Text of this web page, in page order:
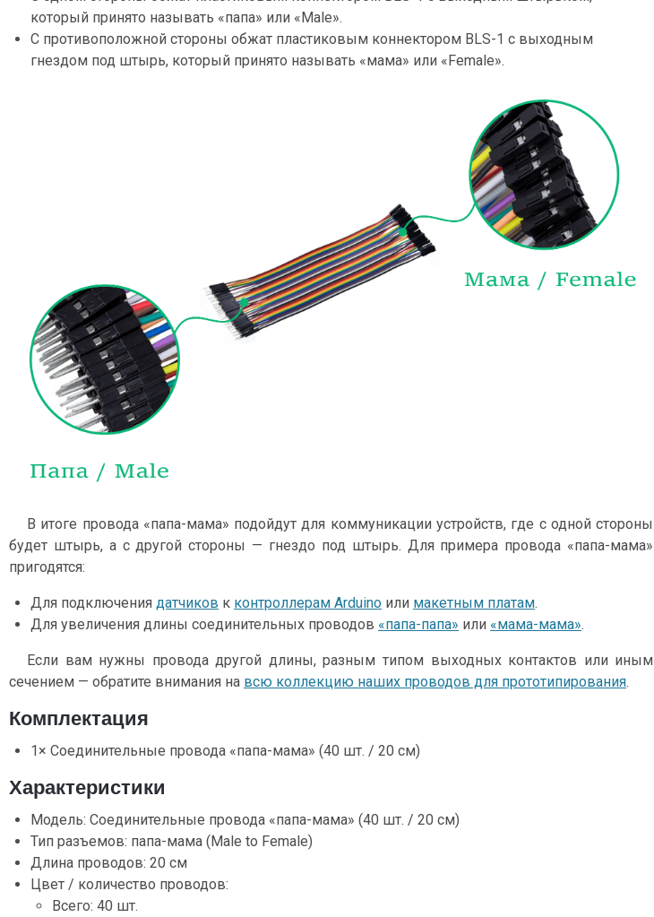
который принято называть «папа» или «Male».
С противоположной стороны обжат пластиковым коннектором BLS-1 с выходным
гнездом под штырь, который принято называть «мама» или «Female».
В итоге провода «папа-мама» подойдут для коммуникации устройств, где с одной стороны
будет штырь, а с другой стороны — гнездо под штырь. Для примера провода «папа-мама»
пригодятся:
Для подключения датчиков к контроллерам Arduino или макетным платам.
Для увеличения длины соединительных проводов «папа-папа» или «мама-мама».
Если вам нужны провода другой длины, разным типом выходных контактов или иным
сечением — обратите внимания на всю коллекцию наших проводов для прототипирования.
Комплектация
1× Соединительные провода «папа-мама» (40 шт. / 20 см)
Характеристики
Модель: Соединительные провода «папа-мама» (40 шт. / 20 см)
Тип разъемов: папа-мама (Male to Female)
Длина проводов: 20 см
Цвет / количество проводов:
Всего: 40 шт.